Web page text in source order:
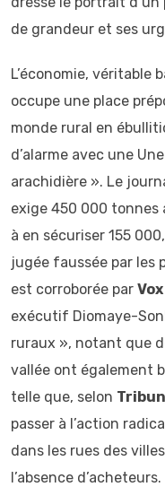
de grandeur et ses
L’économie, véritable
occupe une place
monde rural en
d’alarme avec une
arachidière ». Le
exige 450 000 tonnes
à en sécuriser 155
jugée faussée par les
est corroborée par
exécutif Diomaye-
ruraux », notant que
vallée ont également
telle que, selon
passer à l’action
dans les rues des
l’absence d’acheteurs.